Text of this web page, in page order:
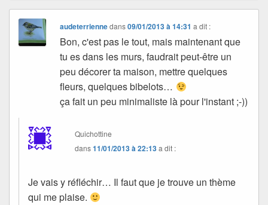
audeterriennedans09/01/2013 à 14:31 a dit :
Bon, c'est pas le tout, mais maintenant que
tu es dans les murs, faudrait peut-être un
peu décorer ta maison, mettre quelques
fleurs, quelques bibelots…
ça fait un peu minimaliste là pour l'instant ;-))
Quichottine
dans11/01/2013 à 22:13a dit :
Je vais y réfléchir… Il faut que je trouve un thème
qui me plaise.